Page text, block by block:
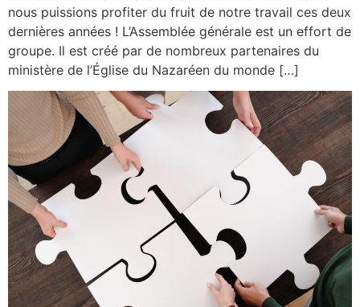
nous puissions profiter du fruit de notre travail ces deux
dernières années ! L’Assemblée générale est un effort de
groupe. Il est créé par de nombreux partenaires du
ministère de l’Église du Nazaréen du monde […]